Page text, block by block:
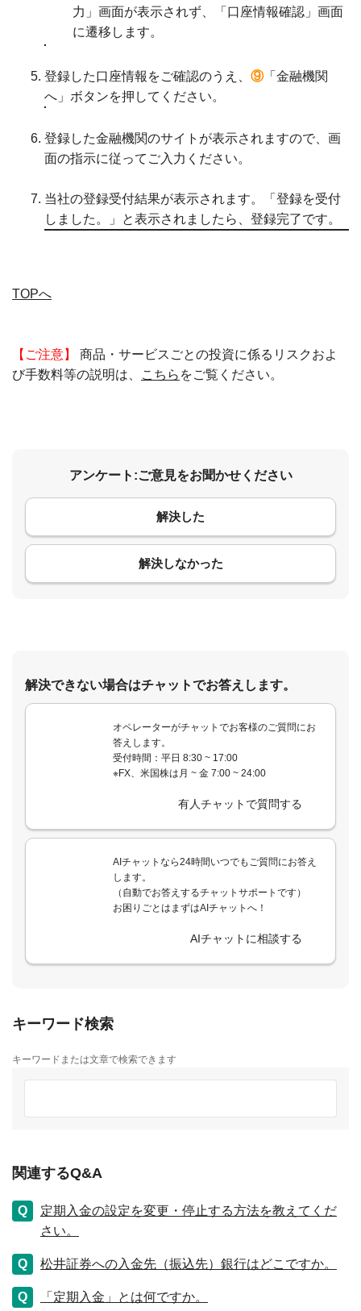
力」画面が表示されず、「口座情報確認」画面
に遷移します。
登録した口座情報をご確認のうえ、 ⑨「金融機関
へ」ボタンを押してください。
登録した金融機関のサイトが表示されますので、画
面の指示に従ってご入力ください。
当社の登録受付結果が表示されます。「登録を受付
しました。」と表示されましたら、登録完了です。
TOPへ
【ご注意】 商品・サービスごとの投資に係るリスクおよ
び手数料等の説明は、
こちら をご覧ください。
アンケート:ご意見をお聞かせください
解決した
解決しなかった
コメント
解決できない場合はチャットでお答えします。
オペレーターがチャットでお客様のご質問にお
答えします。
受付時間：平日 8:30 ~ 17:00
※FX、米国株は月 ~ 金 7:00 ~ 24:00
有人チャットで質問する
AIチャットなら24時間いつでもご質問にお答え
します。
（自動でお答えするチャットサポートです）
お困りごとはまずはAIチャットへ！
AIチャットに相談する
キーワード検索
キーワードまたは文章で検索できます
関連するQ&A
定期入金の設定を変更・停止する方法を教えてくだ
さい。
松井証券への入金先（振込先）銀行はどこですか。
「定期入金」とは何ですか。